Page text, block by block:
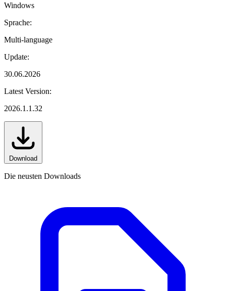
Windows
Sprache:
Multi-language
Update:
30.06.2026
Latest Version:
2026.1.1.32
Download
Die neusten Downloads